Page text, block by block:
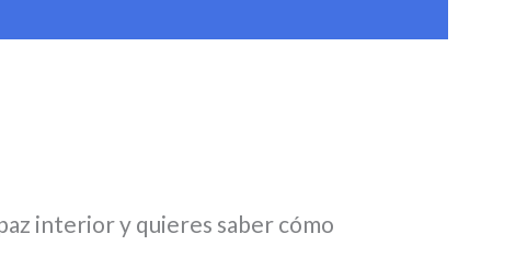
interior y quieres saber cómo